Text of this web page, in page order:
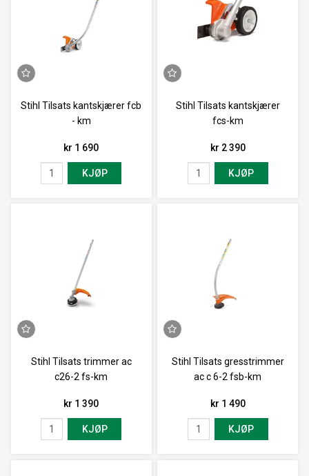
Stihl Tilsats kantskjærer fcb
- km
kr 1 690
KJØP
Stihl Tilsats kantskjærer
fcs-km
kr 2 390
KJØP
Stihl Tilsats trimmer ac
c26-2 fs-km
kr 1 390
KJØP
Stihl Tilsats gresstrimmer
ac c 6-2 fsb-km
kr 1 490
KJØP